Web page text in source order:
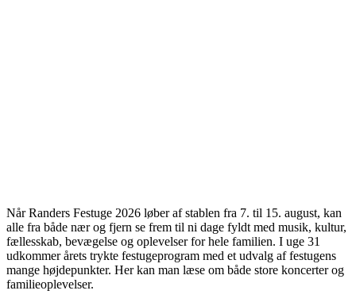
Når Randers Festuge 2026 løber af stablen fra 7. til 15. august, kan
alle fra både nær og fjern se frem til ni dage fyldt med musik, kultur,
fællesskab, bevægelse og oplevelser for hele familien. I uge 31
udkommer årets trykte festugeprogram med et udvalg af festugens
mange højdepunkter. Her kan man læse om både store koncerter og
familieoplevelser.